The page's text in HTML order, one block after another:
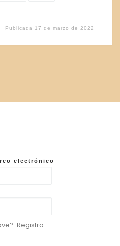
Publicada 17 de marzo de 2022
electrónico
Registro